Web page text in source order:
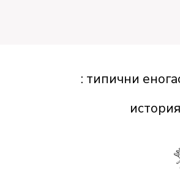
: типични